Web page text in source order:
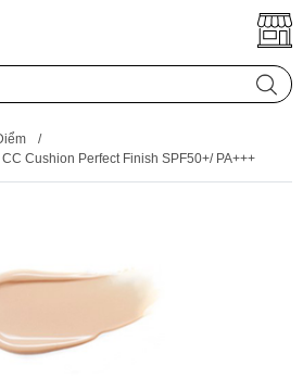
/
Cushion Perfect Finish SPF50+/ PA+++